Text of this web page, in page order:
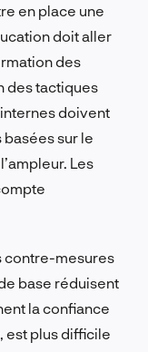
en place une
doit aller
des
des tactiques
doivent
sur le
Les
contre-mesures
base réduisent
la confiance
est plus difficile